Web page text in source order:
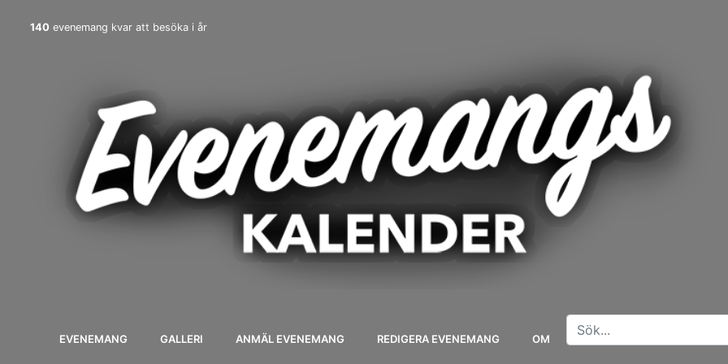
140 evenemang kvar att besöka i år
EVENEMANG GALLERI ANMÄL EVENEMANG REDIGERA EVENEMANG OM